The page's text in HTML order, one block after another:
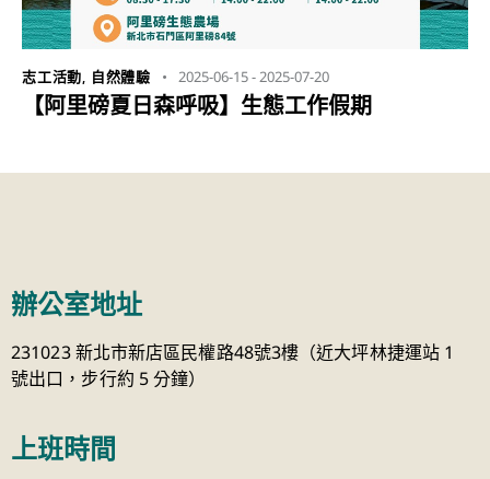
志工活動 自然體驗 2025-06-15-2025-07-20
【阿里磅夏日森呼吸】生態工作假期
辦公室地址
231023 新北市新店區民權路48號3樓（近大坪林捷運站 1
號出口，步行約 5 分鐘）
上班時間